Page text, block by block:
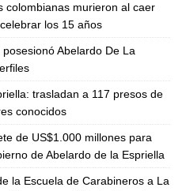
colombianas murieron al caer
los 15 años
Abelardo De La
trasladan a 117 presos de
conocidos
de US$1.000 millones para
de Abelardo de la Espriella
la Escuela de Carabineros a La